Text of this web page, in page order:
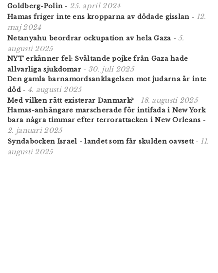
Goldberg-Polin - 25. april 2024
Hamas friger inte ens kropparna av dödade gisslan - 12.
maj 2024
Netanyahu beordrar ockupation av hela Gaza - 5.
augusti 2025
NYT erkänner fel: Svältande pojke från Gaza hade
allvarliga sjukdomar - 30. juli 2025
Den gamla barnamordsanklagelsen mot judarna är inte
död- 4. augusti 2025
Med vilken rätt existerar Danmark? - 18. augusti 2025
Hamas-anhängare marscherade för intifada i New York
bara några timmar efter terrorattacken i New Orleans -
2. januari 2025
Syndabocken Israel - landet som får skulden oavsett- 11.
augusti 2025